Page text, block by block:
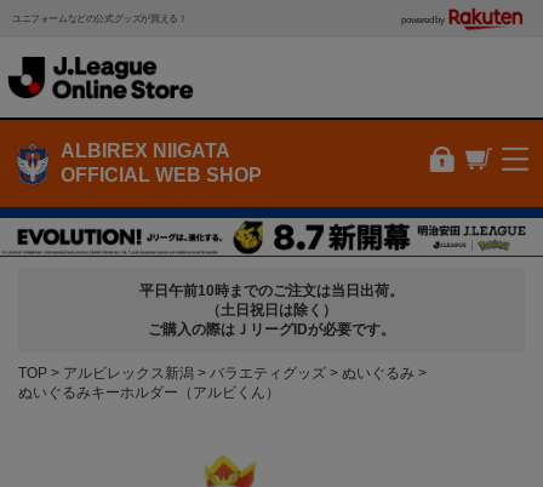
ユニフォームなどの公式グッズが買える！ powered by
ALBIREX NIIGATA
OFFICIAL WEB SHOP
平日午前10時までのご注文は当日出荷。
（土日祝日は除く）
ご購入の際はＪリーグIDが必要です。
TOP アルビレックス新潟 バラエティグッズ
ぬいぐるみ
ぬいぐるみキーホルダー（アルビくん）